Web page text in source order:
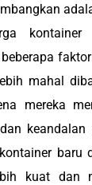
kontainer
mahal
mereka
baru
kuat dan